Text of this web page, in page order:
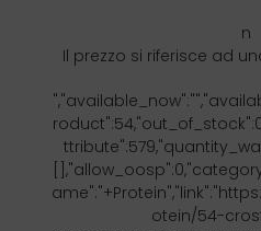
n
Il prezzo si riferisce ad
otein/54-